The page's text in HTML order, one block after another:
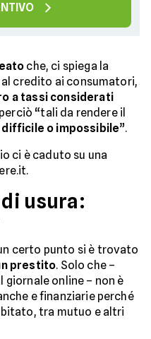
che, ci spiega la
al credito ai consumatori,
a tassi considerati
“tali da rendere il
o impossibile”.
ci è caduto su una
usura:
certo punto si è trovato
prestito. Solo che –
online – non è
e finanziarie perché
tra mutuo e altri